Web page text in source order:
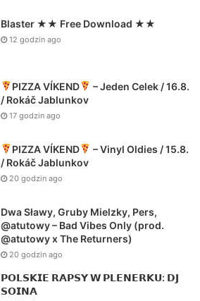
Blaster ★★ Free Download ★★
12 godzin ago
PIZZA VÍKEND
– Jeden Celek / 16.8.
/ Rokáč Jablunkov
17 godzin ago
PIZZA VÍKEND
– Vinyl Oldies / 15.8.
/ Rokáč Jablunkov
20 godzin ago
Dwa Sławy, Gruby Mielzky, Pers,
@atutowy – Bad Vibes Only (prod.
@atutowy x The Returners)
20 godzin ago
𝗣𝗢𝗟𝗦𝗞𝗜𝗘 𝗥𝗔𝗣𝗦𝗬 𝗪 𝗣𝗟𝗘𝗡𝗘𝗥𝗞𝗨: 𝗗𝗝
𝗦𝗢𝗜𝗡𝗔